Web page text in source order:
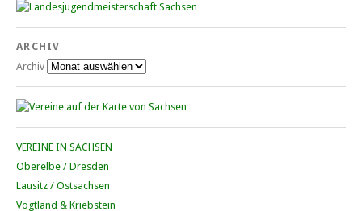
ARCHIV
Archiv
VEREINE IN SACHSEN
Oberelbe / Dresden
Lausitz / Ostsachsen
Vogtland & Kriebstein